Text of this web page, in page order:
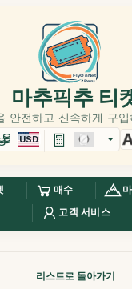
마추픽추 티
안전하고 신속하게 구
USD
매수
고객 서비스
리스트로 돌아가기